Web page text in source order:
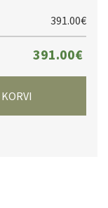
391.00€
391.00€